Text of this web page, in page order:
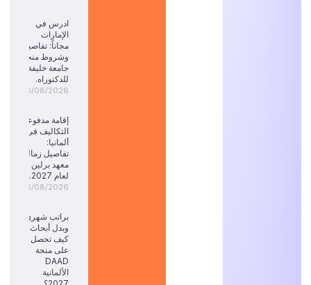
ادرس في
الإمارات
مجاناً: تفاصيل
وشروط منحة
جامعة خليفة
للدكتوراه.
06/08/2026
إقامة مدفوعة
التكاليف في
ألمانيا:
تفاصيل زمالة
معهد برلين
لعام 2027.
06/08/2026
براتب شهري
وبدل أبحاث:
كيف تحصل
على منحة
DAAD
الألمانية